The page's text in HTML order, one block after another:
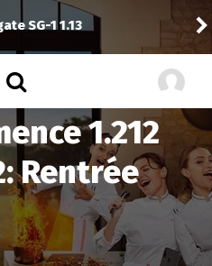
SG-1 1.13
1.212
Rentrée